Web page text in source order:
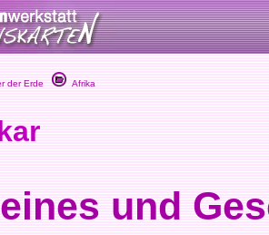
der Erde Afrika
und